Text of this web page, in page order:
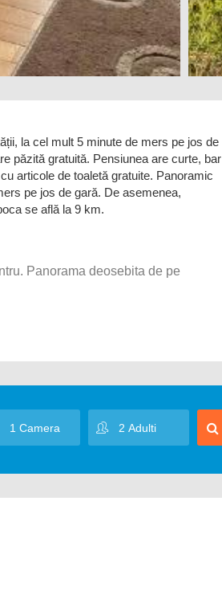
la cel mult 5 minute de mers pe jos de
păzită gratuită. Pensiunea are curte, bar
articole de toaletă gratuite. Panoramic
pe jos de gară. De asemenea,
se află la 9 km.
Panorama deosebita de pe